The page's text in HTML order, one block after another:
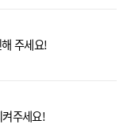
주세요!
주세요!